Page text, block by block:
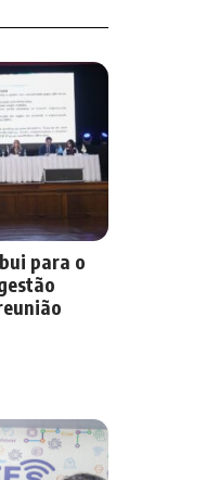
para o